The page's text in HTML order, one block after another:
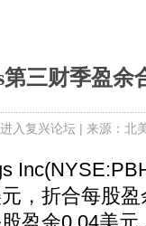
第三财季盈余
进入复兴论坛| 来源：北
，折合每股